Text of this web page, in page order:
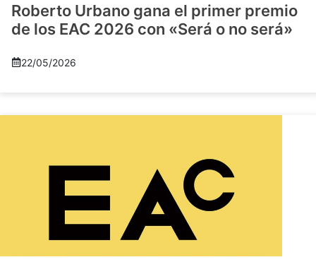
Roberto Urbano gana el primer premio
de los EAC 2026 con «Será o no será»
22/05/2026